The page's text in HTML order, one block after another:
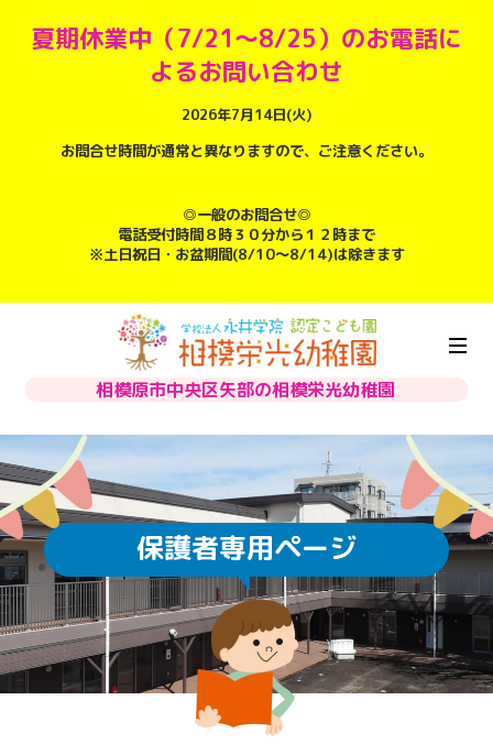
夏期休業中（7/21～8/25）のお電話に
よるお問い合わせ
2026年7月14日(火)
お問合せ時間が通常と異なりますので、ご注意ください。
◎一般のお問合せ◎
電話受付時間８時３０分から１２時まで
※土日祝日・お盆期間(8/10～8/14)は除きます
相模原市中央区矢部の相模栄光幼稚園
保護者専用ページ